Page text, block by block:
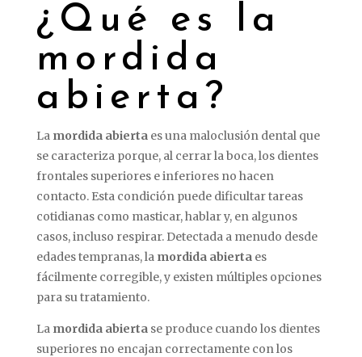
¿Qué es la
mordida
abierta?
La mordida abiertaes una maloclusión dental que
se caracteriza porque, al cerrar la boca, los dientes
frontales superiores e inferiores no hacen
contacto. Esta condición puede dificultar tareas
cotidianas como masticar, hablar y, en algunos
casos, incluso respirar. Detectada a menudo desde
edades tempranas, la mordida abiertaes
fácilmente corregible, y existen múltiples opciones
para su tratamiento.
La mordida abiertase produce cuando los dientes
superiores no encajan correctamente con los